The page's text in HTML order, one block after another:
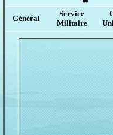
Général
Service
Militaire